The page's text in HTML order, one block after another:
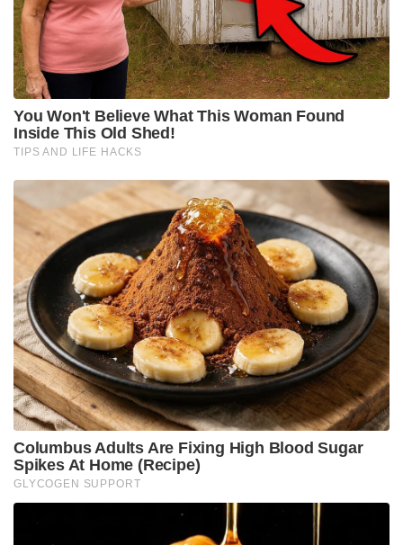
അന്യായമാണെന്നും മേറ്റൻ രാജാവിനെ അറിയിച്ചു.
യൂറോപ്യന്റെ ഹുങ്കിനെ തരിമ്പും വകവയ്ക്കാൻ
മാർത്താണ്ഡ വർമ്മ തയ്യാറായില്ല. ഡച്ച് ഈസ്റ്റ്
ഇന്ത്യാക്കമ്പനിയുടെ കച്ചവട താത്പര്യങ്ങളെ
ബാധിക്കാത്ത കാര്യങ്ങളിൽ ഇടപെടരുതെന്ന
ശക്തമായ സന്ദേശമാണ് അദ്ദേഹം നൽകിയത്.
രാജ്യത്തിന്റെ ആഭ്യന്തര കാര്യങ്ങളിൽ ഡച്ചുകാർക്ക്
ഇടപെടേണ്ട കാര്യമില്ലെന്നും രാജാവ് വ്യക്തമാക്കി.
സ്വാഭാവികമായും ഈ മറുപടി മേറ്റനെ ചൊടിപ്പിച്ചു .
വലിയ പ്രതിഷേധവുമുണ്ടായി .
മാർത്താണ്ഡവർമ്മയ്ക്കാകട്ടെ യാതൊരു
കൂസലുമില്ലായിരുന്നു . യുദ്ധമെങ്കിൽ യുദ്ധമെന്ന് തന്നെ
അദ്ദേഹം തീരുമാനിച്ചുറച്ചു . ഈ സന്ദർഭത്തിൽ
തിരുവിതാംകൂർ ദളവയായിരുന്ന അറുമുഖം പിള്ള
അന്തരിച്ചു. അനുജൻ താണുപിള്ള അടുത്ത
ദളവയായെങ്കിലും അധികനാളെത്തുന്നതിനു മുൻപ്
അദ്ദേഹവും അന്തരിച്ചു . പ്രഗത്ഭനായ രാമയ്യൻ
അടുത്ത ദളവയായി
കൊല്ലവർഷം 914 ൽ തിരുവിതാംകൂർ കായംകുളത്തെ
ആക്രമിക്കാൻ തീരുമാനിച്ചു. സിലോണിലെ ഡച്ച്
ഗവർണർ എം വാൻഇംഹോഫ് കേരളത്തിലെത്തിയത്